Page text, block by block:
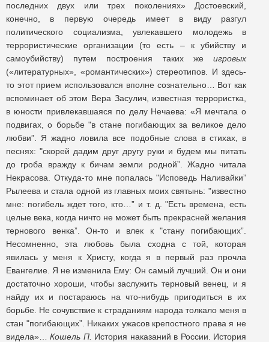
последних двух или трех поколениях» Достоевский,
конечно, в первую очередь имеет в виду разгул
политического социализма, увлекавшего молодежь в
террористические организации (то есть – к убийству и
самоубийству) путем построения таких же игровых
(«литературных», «романтических») стереотипов. И здесь-
то этот прием использовался вполне сознательно… Вот как
вспоминает об этом Вера Засулич, известная террористка,
в юности привлекавшаяся по делу Нечаева: «Я мечтала о
подвигах, о борьбе "в стане погибающих за великое дело
любви”. Я жадно ловила все подобные слова в стихах, в
песнях: "скорей дадим друг другу руки и будем мы питать
до гроба вражду к бичам земли родной”. Жадно читала
Некрасова. Откуда-то мне попалась "Исповедь Наливайки”
Рылеева и стала одной из главных моих святынь: "известно
мне: погибель ждет того, кто…” и т. д. "Есть времена, есть
целые века, когда ничто не может быть прекрасней желания
тернового венка”. Он-то и влек к "стану погибающих”.
Несомненно, эта любовь была сходна с той, которая
явилась у меня к Христу, когда я в первый раз прочла
Евангелие. Я не изменила Ему: Он самый лучший. Он и они
достаточно хороши, чтобы заслужить терновый венец, и я
найду их и постараюсь на что-нибудь пригодиться в их
борьбе. Не сочувствие к страданиям народа толкало меня в
стан "погибающих”. Никаких ужасов крепостного права я не
видела»…Кошель П. История наказаний в России. История